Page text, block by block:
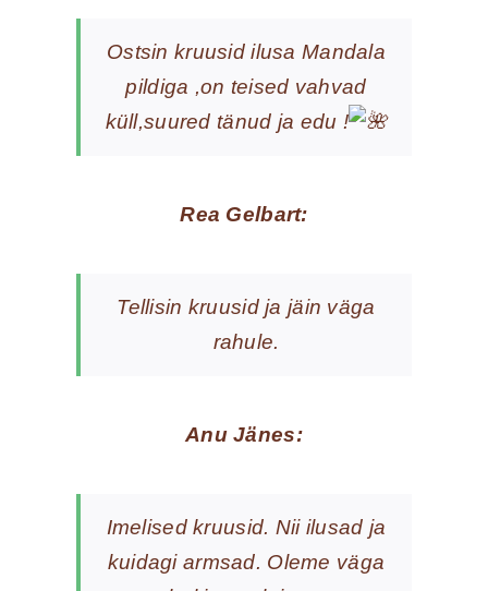
Ostsin kruusid ilusa Mandala
pildiga ,on teised vahvad
küll,suured tänud ja edu !
Rea Gelbart:
Tellisin kruusid ja jäin väga
rahule.
Anu Jänes:
Imelised kruusid. Nii ilusad ja
kuidagi armsad. Oleme väga